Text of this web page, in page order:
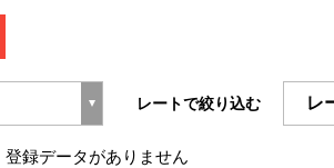
レートで絞り込む
登録データがありません